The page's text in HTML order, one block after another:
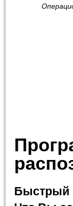
Быстрый